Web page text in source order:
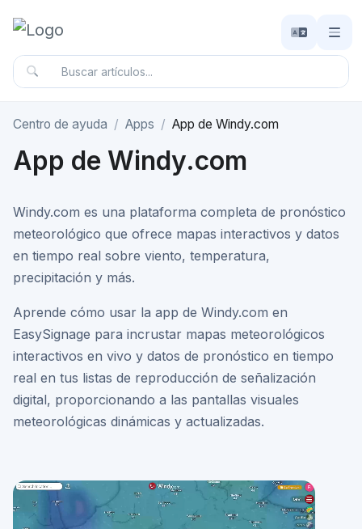
Centro de ayuda Apps App de Windy.com
App de Windy.com
Windy.com es una plataforma completa de pronóstico
meteorológico que ofrece mapas interactivos y datos
en tiempo real sobre viento, temperatura,
precipitación y más.
Aprende cómo usar la app de Windy.com en
EasySignage para incrustar mapas meteorológicos
interactivos en vivo y datos de pronóstico en tiempo
real en tus listas de reproducción de señalización
digital, proporcionando a las pantallas visuales
meteorológicas dinámicas y actualizadas.